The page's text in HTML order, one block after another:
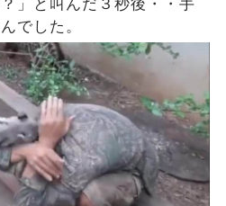
」と叫んだ３秒後・・手
でした。